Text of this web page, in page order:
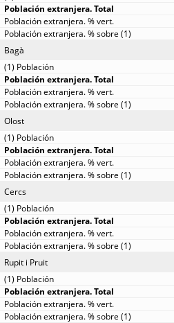
Bagà
Olost
Cercs
Rupit i Pruit